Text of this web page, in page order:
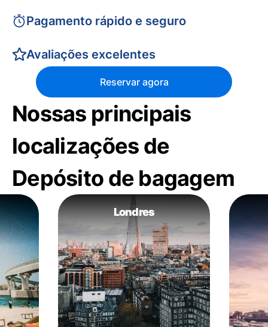
Pagamento rápido e seguro
Avaliações excelentes
Reservar agora
Nossas principais
localizações de
Depósito de bagagem
Londres